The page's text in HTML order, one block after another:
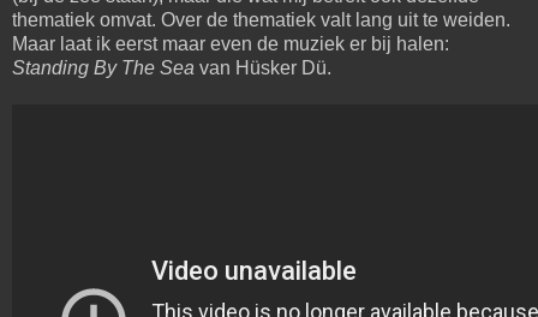
thematiek omvat. Over de thematiek valt lang uit te weiden.
Maar laat ik eerst maar even de muziek er bij halen:
Standing By The Sea van Hüsker Dü.